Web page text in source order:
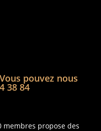
pouvez nous
38 84
membres propose des